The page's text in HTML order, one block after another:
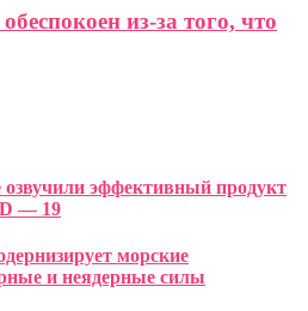
из-за того, что
эффективный продукт
— 19
морские
и неядерные силы